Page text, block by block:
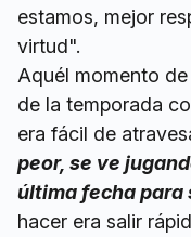
estamos, mejor
virtud".
Aquél momento
de la temporada
era fácil de
peor, se ve
última fecha para
hacer era salir